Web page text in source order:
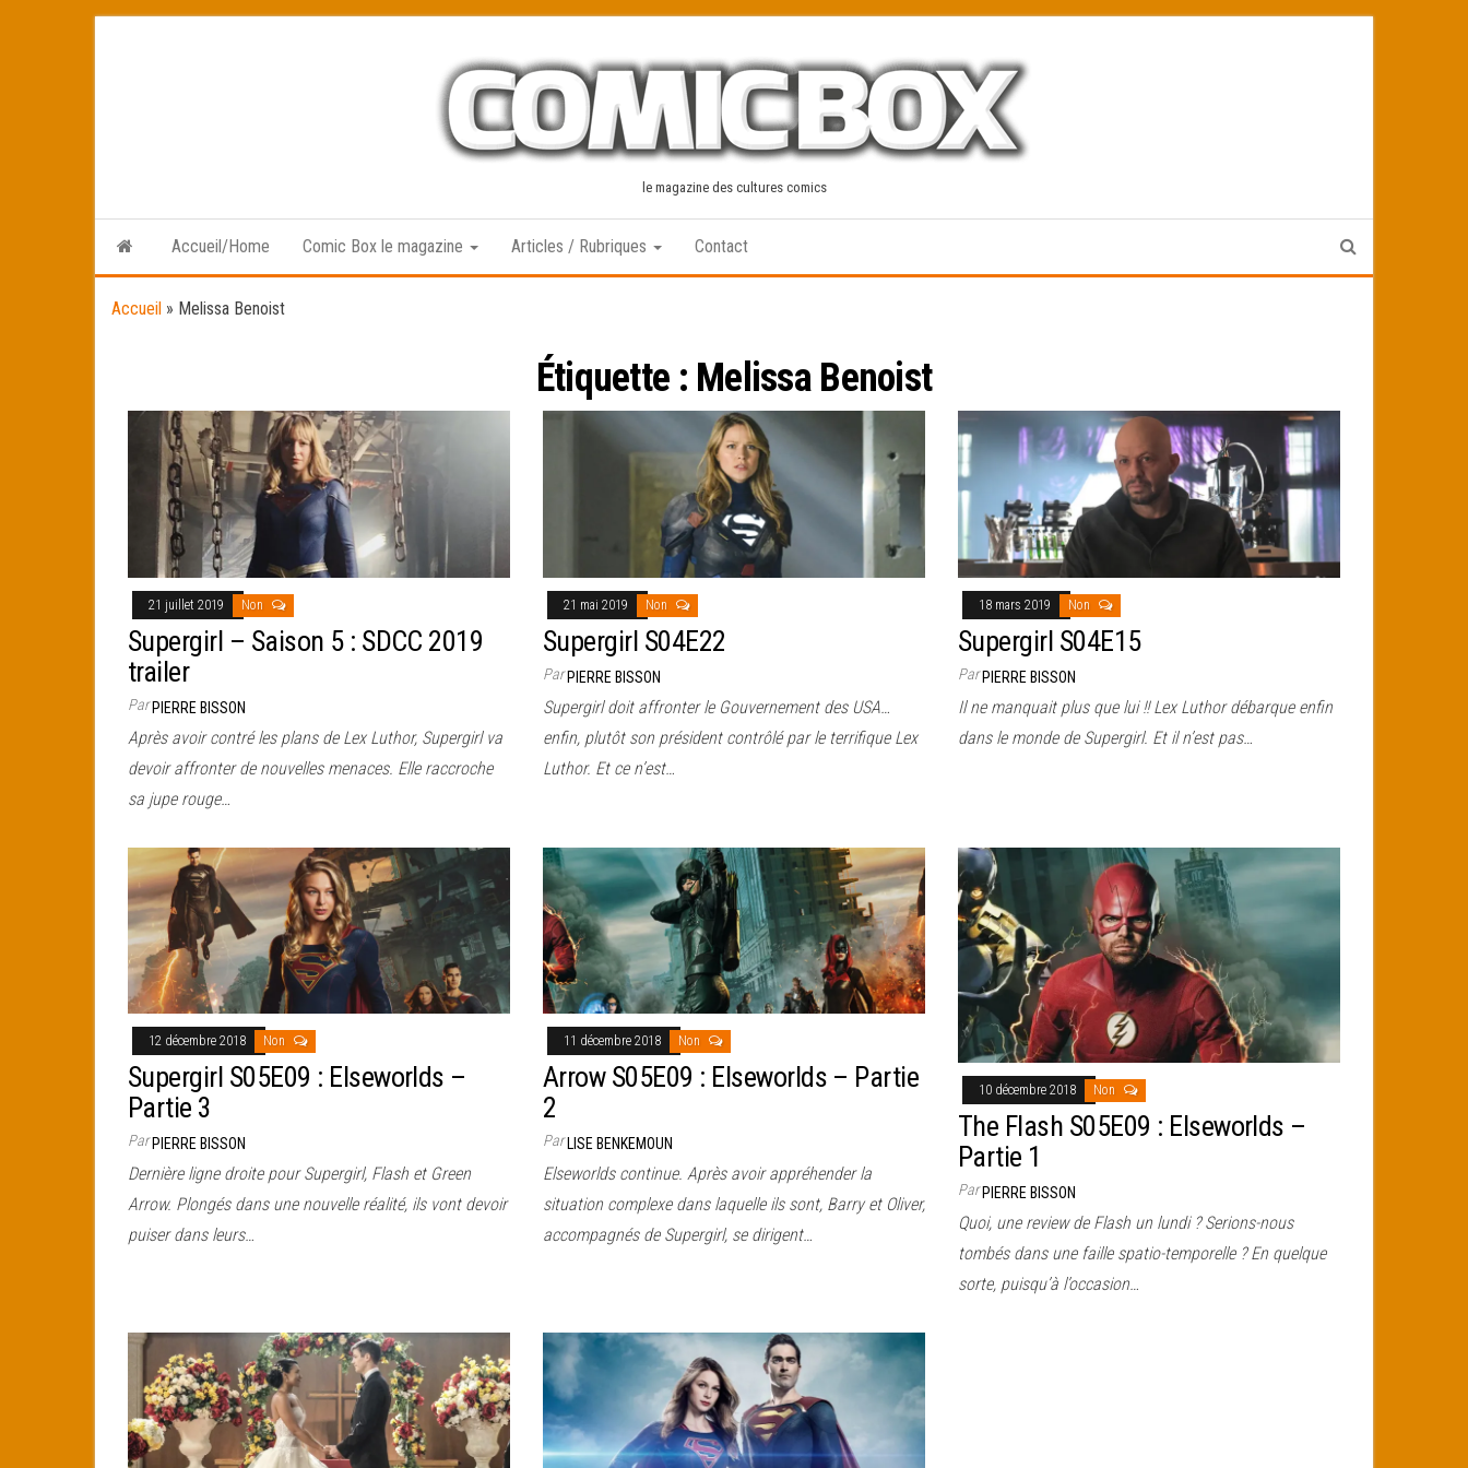
le magazine des cultures comics
Accueil/Home Comic Box le magazine Articles / Rubriques Contact
Accueil » Melissa Benoist
Étiquette : Melissa Benoist
21 juillet 2019 Non
Supergirl – Saison 5 : SDCC 2019
trailer
ParPIERRE BISSON
Après avoir contré les plans de Lex Luthor, Supergirl va
devoir affronter de nouvelles menaces. Elle raccroche
sa jupe rouge…
21 mai 2019 Non
Supergirl S04E22
ParPIERRE BISSON
Supergirl doit affronter le Gouvernement des USA…
enfin, plutôt son président contrôlé par le terrifique Lex
Luthor. Et ce n’est…
18 mars 2019 Non
Supergirl S04E15
ParPIERRE BISSON
Il ne manquait plus que lui !! Lex Luthor débarque enfin
dans le monde de Supergirl. Et il n’est pas…
12 décembre 2018 Non
Supergirl S05E09 : Elseworlds –
Partie 3
ParPIERRE BISSON
Dernière ligne droite pour Supergirl, Flash et Green
Arrow. Plongés dans une nouvelle réalité, ils vont devoir
puiser dans leurs…
11 décembre 2018 Non
Arrow S05E09 : Elseworlds – Partie
2
ParLISE BENKEMOUN
Elseworlds continue. Après avoir appréhender la
situation complexe dans laquelle ils sont, Barry et Oliver,
accompagnés de Supergirl, se dirigent…
10 décembre 2018 Non
The Flash S05E09 : Elseworlds –
Partie 1
ParPIERRE BISSON
Quoi, une review de Flash un lundi ? Serions-nous
tombés dans une faille spatio-temporelle ? En quelque
sorte, puisqu’à l’occasion…